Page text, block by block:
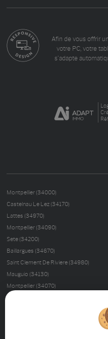
Afin de vous offrir
votre PC, votre
s’adapte
Montpellier (34000)
Castelnau Le Lez (34170)
Lattes (34970)
Montpellier (34090)
Sete (34200)
Baillargues (34670)
Saint Clement De Riviere (34980)
Mauguio (34130)
Montpellier (34070)